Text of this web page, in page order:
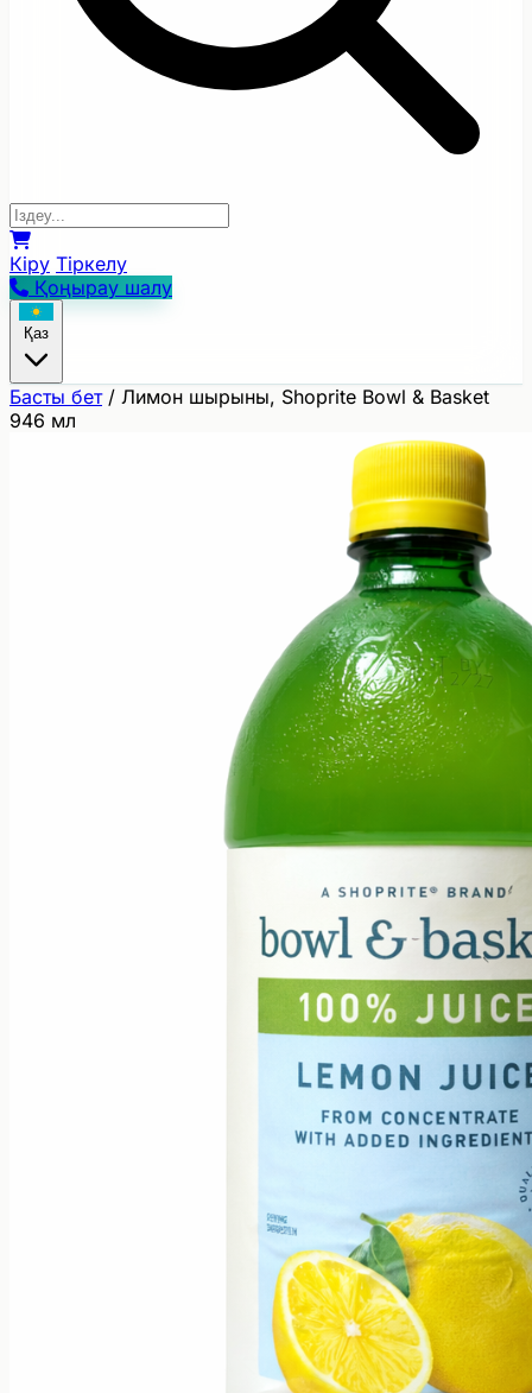
Кіру Тіркелу
Қоңырау шалу
Қаз
Басты бет / Лимон шырыны, Shoprite Bowl & Basket
946 мл